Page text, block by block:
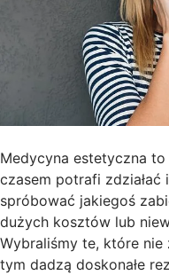
Medycyna estetyczna
czasem potrafi zdziałać
spróbować jakiegoś
dużych kosztów lub
Wybraliśmy te, które
tym dadzą doskonałe